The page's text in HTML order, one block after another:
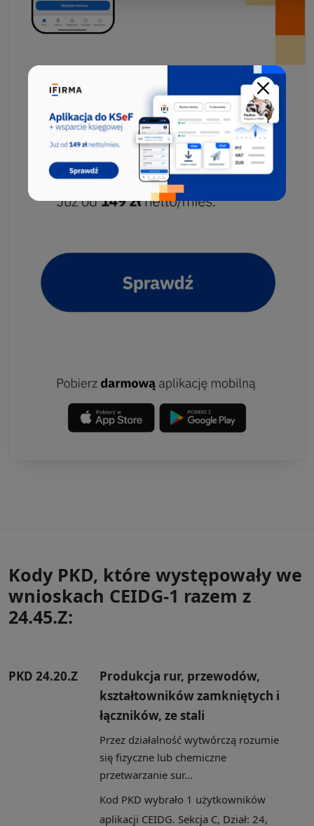
Kody PKD, które występowały we
wnioskach CEIDG-1 razem z
24.45.Z:
PKD 24.20.Z
Produkcja rur, przewodów,
kształtowników zamkniętych i
łączników, ze stali
Przez działalność wytwórczą rozumie
się fizyczne lub chemiczne
przetwarzanie sur...
Kod PKD wybrało 1 użytkowników
aplikacji CEIDG. Sekcja C, Dział: 24,